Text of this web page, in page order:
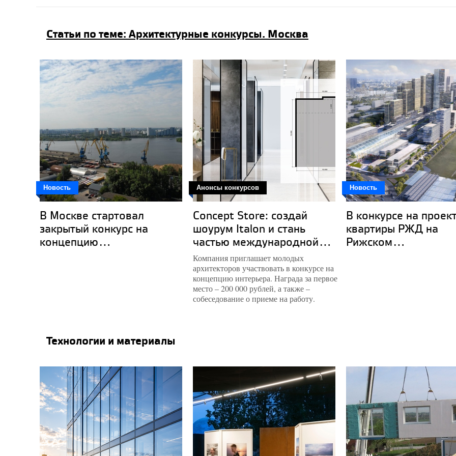
Статьи по теме: Архитектурные конкурсы. Москва
Новость
В Москве стартовал
закрытый конкурс на
концепцию...
Анонсы конкурсов
Concept Store: создай
шоурум Italon и стань
частью международной...
Компания приглашает молодых
архитекторов участвовать в конкурсе на
концепцию интерьера. Награда за первое
место – 200 000 рублей, а также –
собеседование о приеме на работу.
Новость
В конкурсе на
квартиры РЖД на
Рижском...
Технологии и материалы